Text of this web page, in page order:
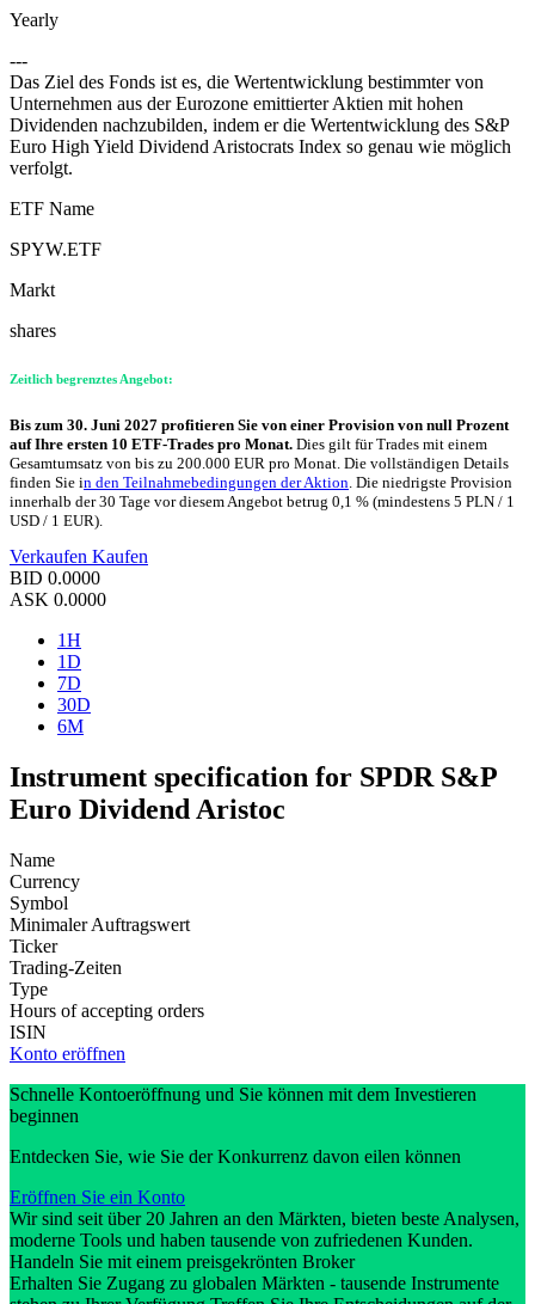
Yearly
---
Das Ziel des Fonds ist es, die Wertentwicklung bestimmter von
Unternehmen aus der Eurozone emittierter Aktien mit hohen
Dividenden nachzubilden, indem er die Wertentwicklung des S&P
Euro High Yield Dividend Aristocrats Index so genau wie möglich
verfolgt.
ETF Name
SPYW.ETF
Markt
shares
Zeitlich begrenztes Angebot:
Bis zum 30. Juni 2027 profitieren Sie von einer Provision von null Prozent
auf Ihre ersten 10 ETF-Trades pro Monat. Dies gilt für Trades mit einem
Gesamtumsatz von bis zu 200.000 EUR pro Monat. Die vollständigen Details
finden Sie in den Teilnahmebedingungen der Aktion. Die niedrigste Provision
innerhalb der 30 Tage vor diesem Angebot betrug 0,1 % (mindestens 5 PLN / 1
USD / 1 EUR).
Verkaufen Kaufen
BID 0.0000
ASK 0.0000
1H
1D
7D
30D
6M
Instrument specification for SPDR S&P
Euro Dividend Aristoc
Name
Currency
Symbol
Minimaler Auftragswert
Ticker
Trading-Zeiten
Type
Hours of accepting orders
ISIN
Konto eröffnen
Schnelle Kontoeröffnung und Sie können mit dem Investieren
beginnen
Entdecken Sie, wie Sie der Konkurrenz davon eilen können
Eröffnen Sie ein Konto
Wir sind seit über 20 Jahren an den Märkten, bieten beste Analysen,
moderne Tools und haben tausende von zufriedenen Kunden.
Handeln Sie mit einem preisgekrönten Broker
Erhalten Sie Zugang zu globalen Märkten - tausende Instrumente